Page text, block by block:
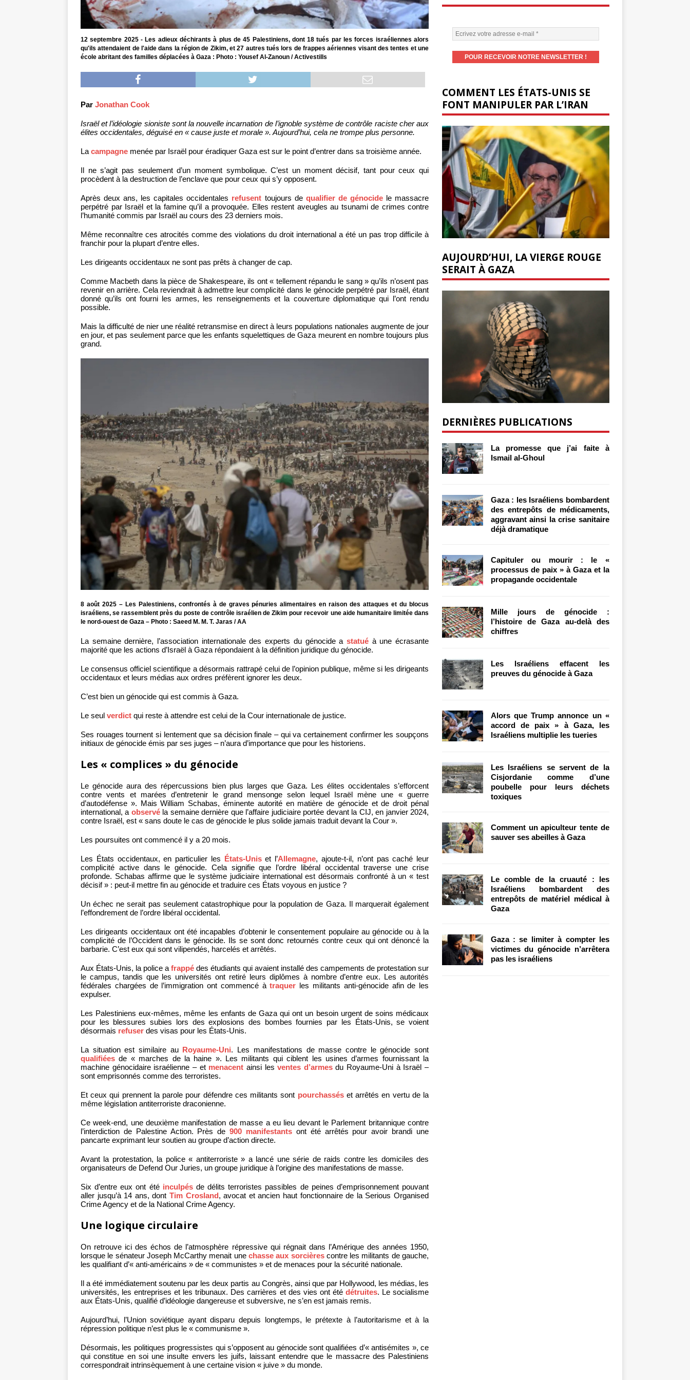
12 septembre 2025 - Les adieux déchirants à plus de 45 Palestiniens, dont 18 tués par les forces israéliennes alors
qu'ils attendaient de l'aide dans la région de Zikim, et 27 autres tués lors de frappes aériennes visant des tentes et une
école abritant des familles déplacées à Gaza : Photo : Yousef Al-Zanoun / Activestills
Par Jonathan Cook
Israël et l’idéologie sioniste sont la nouvelle incarnation de l’ignoble système de contrôle raciste cher aux
élites occidentales, déguisé en « cause juste et morale ». Aujourd’hui, cela ne trompe plus personne.
La campagne menée par Israël pour éradiquer Gaza est sur le point d’entrer dans sa troisième année.
Il ne s’agit pas seulement d’un moment symbolique. C’est un moment décisif, tant pour ceux qui
procèdent à la destruction de l’enclave que pour ceux qui s’y opposent.
Après deux ans, les capitales occidentales refusent toujours de qualifier de génocidele massacre
perpétré par Israël et la famine qu’il a provoquée. Elles restent aveugles au tsunami de crimes contre
l’humanité commis par Israël au cours des 23 derniers mois.
Même reconnaître ces atrocités comme des violations du droit international a été un pas trop difficile à
franchir pour la plupart d’entre elles.
Les dirigeants occidentaux ne sont pas prêts à changer de cap.
Comme Macbeth dans la pièce de Shakespeare, ils ont « tellement répandu le sang » qu’ils n’osent pas
revenir en arrière. Cela reviendrait à admettre leur complicité dans le génocide perpétré par Israël, étant
donné qu’ils ont fourni les armes, les renseignements et la couverture diplomatique qui l’ont rendu
possible.
Mais la difficulté de nier une réalité retransmise en direct à leurs populations nationales augmente de jour
en jour, et pas seulement parce que les enfants squelettiques de Gaza meurent en nombre toujours plus
grand.
8 août 2025 – Les Palestiniens, confrontés à de graves pénuries alimentaires en raison des attaques et du blocus
israéliens, se rassemblent près du poste de contrôle israélien de Zikim pour recevoir une aide humanitaire limitée dans
le nord-ouest de Gaza – Photo : Saeed M. M. T. Jaras / AA
La semaine dernière, l’association internationale des experts du génocide a statuéà une écrasante
majorité que les actions d’Israël à Gaza répondaient à la définition juridique du génocide.
Le consensus officiel scientifique a désormais rattrapé celui de l’opinion publique, même si les dirigeants
occidentaux et leurs médias aux ordres préfèrent ignorer les deux.
C’est bien un génocide qui est commis à Gaza.
Le seul verdict qui reste à attendre est celui de la Cour internationale de justice.
Ses rouages tournent si lentement que sa décision finale – qui va certainement confirmer les soupçons
initiaux de génocide émis par ses juges – n’aura d’importance que pour les historiens.
Les « complices » du génocide
Le génocide aura des répercussions bien plus larges que Gaza. Les élites occidentales s’efforcent
contre vents et marées d’entretenir le grand mensonge selon lequel Israël mène une « guerre
d’autodéfense ». Mais William Schabas, éminente autorité en matière de génocide et de droit pénal
international, a observéla semaine dernière que l’affaire judiciaire portée devant la CIJ, en janvier 2024,
contre Israël, est « sans doute le cas de génocide le plus solide jamais traduit devant la Cour ».
Les poursuites ont commencé il y a 20 mois.
Les États occidentaux, en particulier les États-Uniset l’Allemagne, ajoute-t-il, n’ont pas caché leur
complicité active dans le génocide. Cela signifie que l’ordre libéral occidental traverse une crise
profonde. Schabas affirme que le système judiciaire international est désormais confronté à un « test
décisif » : peut-il mettre fin au génocide et traduire ces États voyous en justice ?
Un échec ne serait pas seulement catastrophique pour la population de Gaza. Il marquerait également
l’effondrement de l’ordre libéral occidental.
Les dirigeants occidentaux ont été incapables d’obtenir le consentement populaire au génocide ou à la
complicité de l’Occident dans le génocide. Ils se sont donc retournés contre ceux qui ont dénoncé la
barbarie. C’est eux qui sont vilipendés, harcelés et arrêtés.
Aux États-Unis, la police afrappé des étudiants qui avaient installé des campements de protestation sur
le campus, tandis que les universités ont retiré leurs diplômes à nombre d’entre eux. Les autorités
fédérales chargées de l’immigration ont commencé àtraquer les militants anti-génocide afin de les
expulser.
Les Palestiniens eux-mêmes, même les enfants de Gaza qui ont un besoin urgent de soins médicaux
pour les blessures subies lors des explosions des bombes fournies par les États-Unis, se voient
désormais refuser des visas pour les États-Unis.
La situation est similaire au Royaume-Uni. Les manifestations de masse contre le génocide sont
qualifiées de « marches de la haine ». Les militants qui ciblent les usines d’armes fournissant la
machine génocidaire israélienne – et menacent ainsi lesventes d’armesdu Royaume-Uni à Israël –
sont emprisonnés comme des terroristes.
Et ceux qui prennent la parole pour défendre ces militants sont pourchasséset arrêtés en vertu de la
même législation antiterroriste draconienne.
Ce week-end, une deuxième manifestation de masse a eu lieu devant le Parlement britannique contre
l’interdiction de Palestine Action. Près de900 manifestants ont été arrêtés pour avoir brandi une
pancarte exprimant leur soutien au groupe d’action directe.
Avant la protestation, la police « antiterroriste » a lancé une série de raids contre les domiciles des
organisateurs de Defend Our Juries, un groupe juridique à l’origine des manifestations de masse.
Six d’entre eux ont été inculpésde délits terroristes passibles de peines d’emprisonnement pouvant
aller jusqu’à 14 ans, dontTim Crosland, avocat et ancien haut fonctionnaire de la Serious Organised
Crime Agency et de la National Crime Agency.
Une logique circulaire
On retrouve ici des échos de l’atmosphère répressive qui régnait dans l’Amérique des années 1950,
lorsque le sénateur Joseph McCarthy menait unechasse aux sorcièrescontre les militants de gauche,
les qualifiant d’« anti-américains » de « communistes » et de menaces pour la sécurité nationale.
Il a été immédiatement soutenu par les deux partis au Congrès, ainsi que par Hollywood, les médias, les
universités, les entreprises et les tribunaux. Des carrières et des vies ont été détruites. Le socialisme
aux États-Unis, qualifié d’idéologie dangereuse et subversive, ne s’en est jamais remis.
Aujourd’hui, l’Union soviétique ayant disparu depuis longtemps, le prétexte à l’autoritarisme et à la
répression politique n’est plus le « communisme ».
Désormais, les politiques progressistes qui s’opposent au génocide sont qualifiées d’« antisémites », ce
qui constitue en soi une insulte envers les juifs, laissant entendre que le massacre des Palestiniens
correspondrait intrinsèquement à une certaine vision « juive » du monde.
COMMENT LES ÉTATS-UNIS SE
FONT MANIPULER PAR L’IRAN
AUJOURD’HUI, LA VIERGE ROUGE
SERAIT À GAZA
DERNIÈRES PUBLICATIONS
La promesse que j’ai faite à
Ismail al-Ghoul
Gaza : les Israéliens bombardent
des entrepôts de médicaments,
aggravant ainsi la crise sanitaire
déjà dramatique
Capituler ou mourir : le «
processus de paix » à Gaza et la
propagande occidentale
Mille jours de génocide :
l’histoire de Gaza au-delà des
chiffres
Les Israéliens effacent les
preuves du génocide à Gaza
Alors que Trump annonce un «
accord de paix » à Gaza, les
Israéliens multiplie les tueries
Les Israéliens se servent de la
Cisjordanie comme d’une
poubelle pour leurs déchets
toxiques
Comment un apiculteur tente de
sauver ses abeilles à Gaza
Le comble de la cruauté : les
Israéliens bombardent des
entrepôts de matériel médical à
Gaza
Gaza : se limiter à compter les
victimes du génocide n’arrêtera
pas les israéliens